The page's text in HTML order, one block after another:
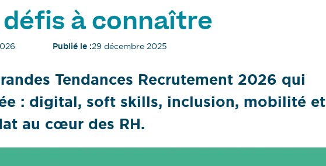
à connaître
Publié le :29 décembre 2025
Tendances Recrutement 2026 qui
: digital, soft skills, inclusion, mobilité et
au cœur des RH.